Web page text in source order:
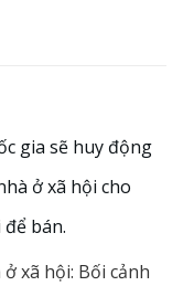
gia sẽ huy động
ở xã hội cho
bán.
xã hội: Bối cảnh